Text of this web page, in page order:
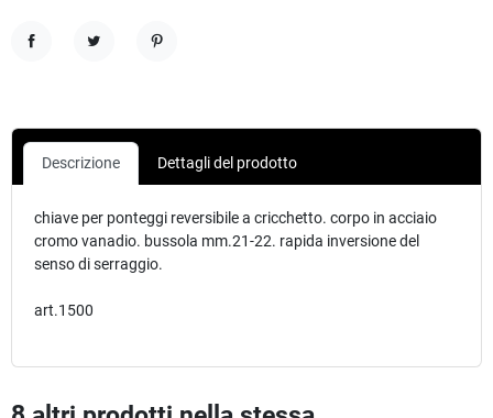
Descrizione Dettagli del prodotto
chiave per ponteggi reversibile a cricchetto. corpo in acciaio
cromo vanadio. bussola mm.21-22. rapida inversione del
senso di serraggio.
art.1500